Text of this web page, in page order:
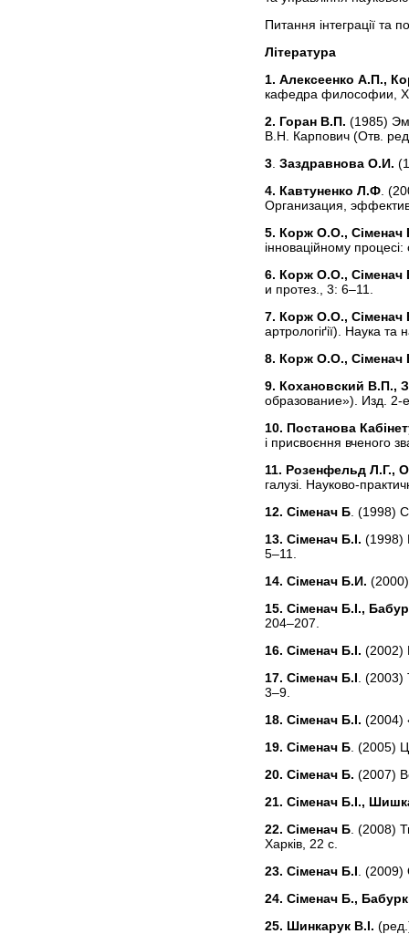
Питання інтеграції та
Література
1. Алексеенко А.П.,
кафедра философии,
2. Горан В.П. (1985)
В.Н. Карпович (Отв.
3 Заздравнова О.И.
4. Кавтуненко Л.Ф .
Организация,
5. Корж О.О., Сіменач
інноваційному процесі:
6. Корж О.О., Сіменач
и протез., 3: 6–11.
7. Корж О.О., Сіменач
артрологіґії). Наука
8. Корж О.О., Сіменач
9. Кохановский В.П.,
образование»). Изд. 2-
10. Постанова
і присвоєння вченого
11. Розенфельд Л.Г.,
галузі. Науково-
12. Сіменач Б . (1998)
13. Сіменач Б.І. (1998)
5–11.
14. Сіменач Б.И. (2000)
15. Сіменач Б.І.,
204–207.
16. Сіменач Б.І. (2002)
17. Сіменач Б.І .
3–9.
18. Сіменач Б.І. (2004)
19. Сіменач Б . (2005)
20. Сіменач Б. (2007)
21. Сіменач Б.І.,
22. Сіменач Б . (2008)
Харків, 22 с.
23. Сіменач Б.І .
24. Сіменач Б.,
25. Шинкарук В.І.